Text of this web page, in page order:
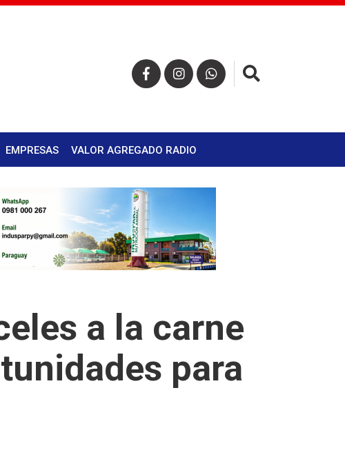
EMPRESAS VALOR AGREGADO RADIO
a la carne
para